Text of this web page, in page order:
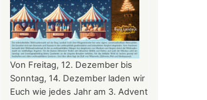
Von Freitag, 12. Dezember bis
Sonntag, 14. Dezember laden wir
Euch wie jedes Jahr am 3. Advent